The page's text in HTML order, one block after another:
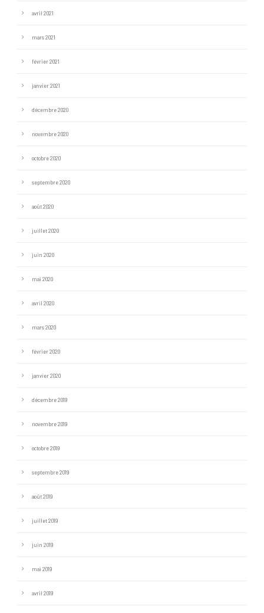
avril 2021
mars 2021
février 2021
janvier 2021
décembre 2020
novembre 2020
octobre 2020
septembre 2020
août 2020
juillet 2020
juin 2020
mai 2020
avril 2020
mars 2020
février 2020
janvier 2020
décembre 2019
novembre 2019
octobre 2019
septembre 2019
août 2019
juillet 2019
juin 2019
mai 2019
avril 2019